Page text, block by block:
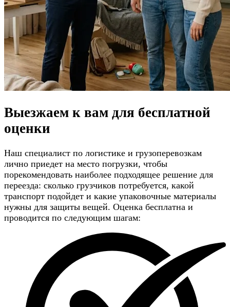
Выезжаем к вам для бесплатной
оценки
Наш специалист по логистике и грузоперевозкам
лично приедет на место погрузки, чтобы
порекомендовать наиболее подходящее решение для
переезда: сколько грузчиков потребуется, какой
транспорт подойдет и какие упаковочные материалы
нужны для защиты вещей. Оценка бесплатна и
проводится по следующим шагам: